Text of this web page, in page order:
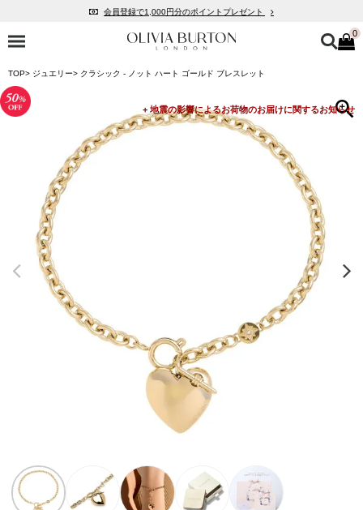
会員登録で1,000円分のポイントプレゼント
公式パッケージでお届け
会員登録で1,000円分のポイントプレゼント
0
TOP ジュエリー クラシック - ノット ハート ゴールド ブレスレット